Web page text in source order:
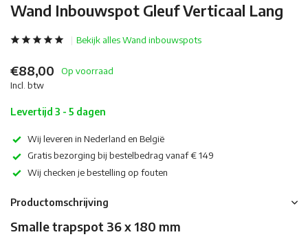
Wand Inbouwspot Gleuf Verticaal Lang
Bekijk alles Wand inbouwspots
€88,00
Op voorraad
Incl. btw
Levertijd 3 - 5 dagen
Wij leveren in Nederland en België
Gratis bezorging bij bestelbedrag vanaf € 149
Wij checken je bestelling op fouten
Productomschrijving
Smalle trapspot 36 x 180 mm